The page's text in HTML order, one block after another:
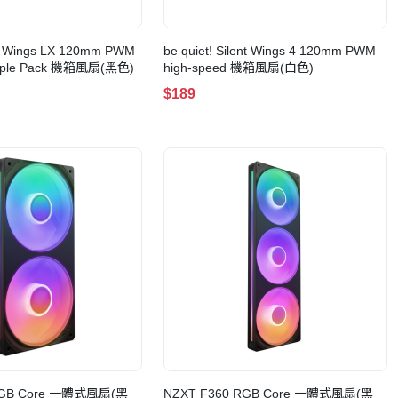
LX 120mm PWM
Pack 機箱風扇(黑色)
be quiet! Silent Wings 4 120mm PWM
high-speed 機箱風扇(白色)
$189
Core 一體式風扇(黑 NZXT F360 RGB Core 一體式風扇(黑